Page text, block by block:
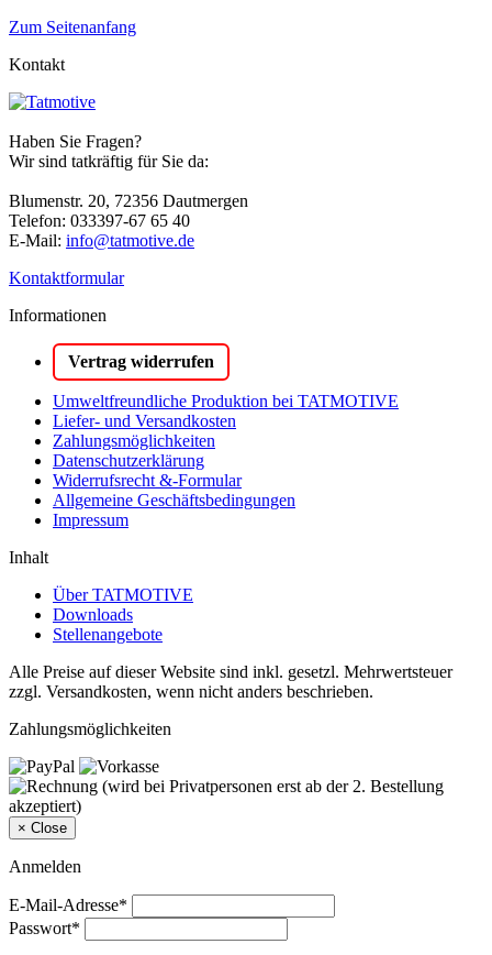
Zum Seitenanfang
Kontakt
Haben Sie Fragen?
Wir sind tatkräftig für Sie da:
Blumenstr. 20, 72356 Dautmergen
Telefon: 033397-67 65 40
E-Mail: info@tatmotive.de
Kontaktformular
Informationen
Vertrag widerrufen
Umweltfreundliche Produktion bei TATMOTIVE
Liefer- und Versandkosten
Zahlungsmöglichkeiten
Datenschutzerklärung
Widerrufsrecht &-Formular
Allgemeine Geschäftsbedingungen
Impressum
Inhalt
Über TATMOTIVE
Downloads
Stellenangebote
Alle Preise auf dieser Website sind inkl. gesetzl. Mehrwertsteuer
zzgl. Versandkosten, wenn nicht anders beschrieben.
Zahlungsmöglichkeiten
× Close
Anmelden
E-Mail-Adresse*
Passwort*